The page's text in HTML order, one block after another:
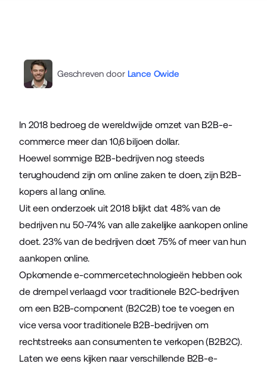
Geschreven door Lance Owide
In 2018 bedroeg de wereldwijde omzet van B2B-e-
commerce meer dan 10,6 biljoen dollar.
Hoewel sommige B2B-bedrijven nog steeds
terughoudend zijn om online zaken te doen, zijn B2B-
kopers al lang online.
Uit een onderzoek uit 2018 blijktdat 48% van de
bedrijven nu 50-74% van alle zakelijke aankopen online
doet. 23% van de bedrijven doet 75% of meer van hun
aankopen online.
Opkomende e-commercetechnologieën hebben ook
de drempel verlaagd voor traditionele B2C-bedrijven
om een B2B-component (B2C2B) toe te voegen en
vice versa voor traditionele B2B-bedrijven om
rechtstreeks aan consumenten te verkopen (B2B2C).
Laten we eens kijken naar verschillende B2B-e-